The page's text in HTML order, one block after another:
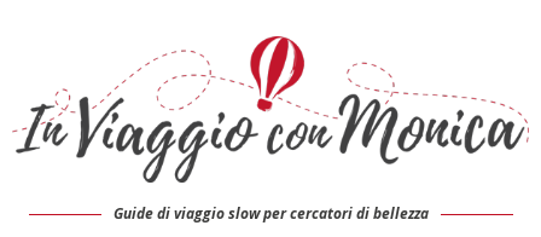
Guide di viaggio slow per cercatori di bellezza